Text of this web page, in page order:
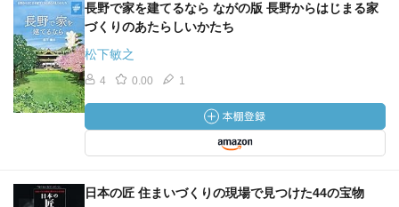
長野で家を建てるなら ながの版 長野からはじまる家
づくりのあたらしいかたち
松下敏之
4 0.00 1
日本の匠 住まいづくりの現場で見つけた44の宝物